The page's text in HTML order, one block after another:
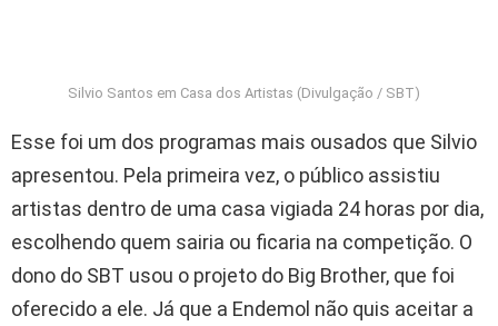
Silvio Santos em Casa dos Artistas (Divulgação / SBT)
Esse foi um dos programas mais ousados que Silvio
apresentou. Pela primeira vez, o público assistiu
artistas dentro de uma casa vigiada 24 horas por dia,
escolhendo quem sairia ou ficaria na competição. O
dono do SBT usou o projeto do Big Brother, que foi
oferecido a ele. Já que a Endemol não quis aceitar a